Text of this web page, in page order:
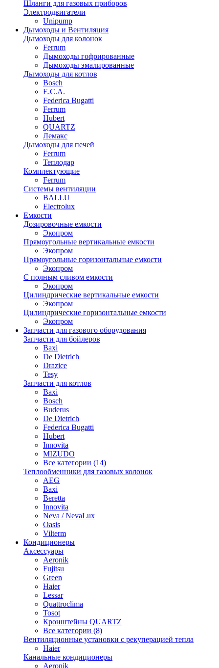
Шланги для газовых приборов
Электродвигатели
Unipump
Дымоходы и Вентиляция
Дымоходы для колонок
Ferrum
Дымоходы гофрированные
Дымоходы эмалированные
Дымоходы для котлов
Bosch
E.C.A.
Federica Bugatti
Ferrum
Hubert
QUARTZ
Лемакс
Дымоходы для печей
Ferrum
Теплодар
Комплектующие
Ferrum
Системы вентиляции
BALLU
Electrolux
Емкости
Дозировочные емкости
Экопром
Прямоугольные вертикальные емкости
Экопром
Прямоугольные горизонтальные емкости
Экопром
С полным сливом емкости
Экопром
Цилиндрические вертикальные емкости
Экопром
Цилиндрические горизонтальные емкости
Экопром
Запчасти для газового оборудования
Запчасти для бойлеров
Baxi
De Dietrich
Drazice
Tesy
Запчасти для котлов
Baxi
Bosch
Buderus
De Dietrich
Federica Bugatti
Hubert
Innovita
MIZUDO
Все категории (14)
Теплообменники для газовых колонок
AEG
Baxi
Beretta
Innovita
Neva / NevaLux
Oasis
Vilterm
Кондиционеры
Аксессуары
Aeronik
Fujitsu
Green
Haier
Lessar
Quattroclima
Tosot
Кронштейны QUARTZ
Все категории (8)
Вентиляционные установки с рекуперацией тепла
Haier
Канальные кондиционеры
Aeronik